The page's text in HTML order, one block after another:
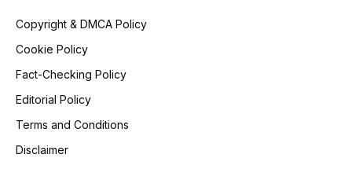
Copyright & DMCA Policy
Cookie Policy
Fact-Checking Policy
Editorial Policy
Terms and Conditions
Disclaimer